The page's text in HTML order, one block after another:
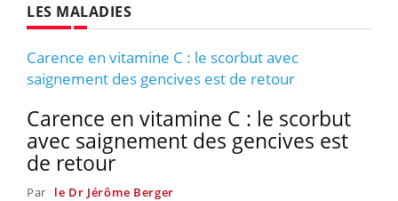
LES MALADIES
Carence en vitamine C : le scorbut avec
saignement des gencives est de retour
Carence en vitamine C : le scorbut
avec saignement des gencives est
de retour
Par le Dr Jérôme Berger